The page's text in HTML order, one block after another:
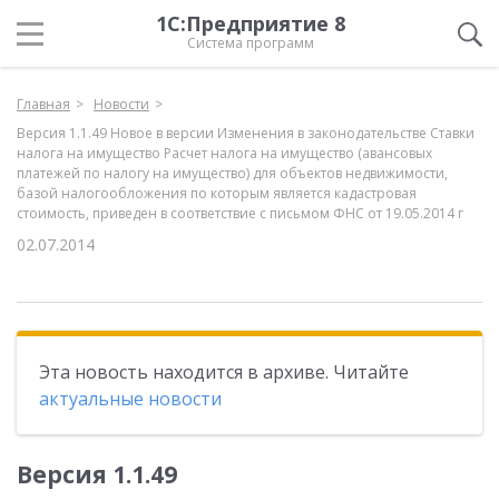
1С:Предприятие 8
Система программ
Главная
Новости
Версия 1.1.49 Новое в версии Изменения в законодательстве Ставки
налога на имущество Расчет налога на имущество (авансовых
платежей по налогу на имущество) для объектов недвижимости,
базой налогообложения по которым является кадастровая
стоимость, приведен в соответствие с письмом ФНС от 19.05.2014 г
02.07.2014
Эта новость находится в архиве. Читайте
актуальные новости
Версия 1.1.49